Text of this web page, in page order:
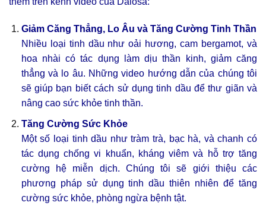
Giảm Căng Thẳng, Lo Âu và Tăng Cường Tinh Thần
Nhiều loại tinh dầu như oải hương, cam bergamot, và
hoa nhài có tác dụng làm dịu thần kinh, giảm căng
thẳng và lo âu. Những video hướng dẫn của chúng tôi
sẽ giúp bạn biết cách sử dụng tinh dầu để thư giãn và
nâng cao sức khỏe tinh thần.
Tăng Cường Sức Khỏe
Một số loại tinh dầu như tràm trà, bạc hà, và chanh có
tác dụng chống vi khuẩn, kháng viêm và hỗ trợ tăng
cường hệ miễn dịch. Chúng tôi sẽ giới thiệu các
phương pháp sử dụng tinh dầu thiên nhiên để tăng
cường sức khỏe, phòng ngừa bệnh tật.